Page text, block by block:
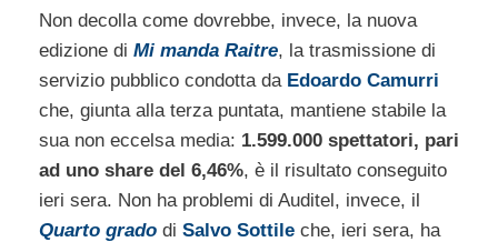
Non decolla come dovrebbe, invece, la nuova
edizione di Mi manda Raitre, la trasmissione di
servizio pubblico condotta da Edoardo Camurri
che, giunta alla terza puntata, mantiene stabile la
sua non eccelsa media: 1.599.000 spettatori, pari
ad uno share del 6,46%, è il risultato conseguito
ieri sera. Non ha problemi di Auditel, invece, il
Quarto grado di Salvo Sottile che, ieri sera, ha